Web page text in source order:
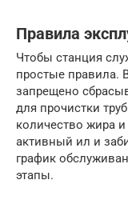
Правила
Чтобы станция
простые правила.
запрещено
для прочистки
количество жира
активный ил и
график
этапы.